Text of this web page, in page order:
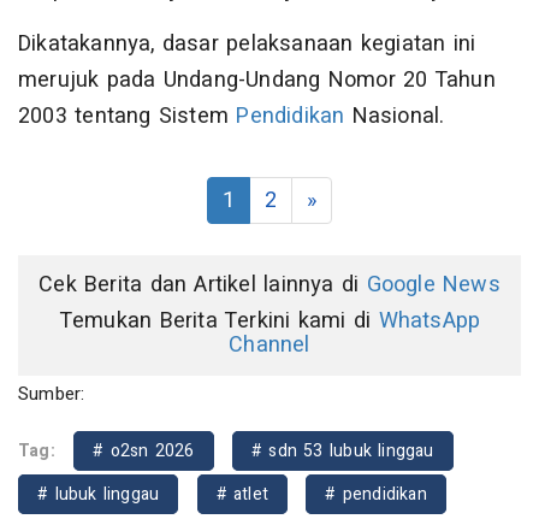
Dikatakannya, dasar pelaksanaan kegiatan ini
merujuk pada Undang-Undang Nomor 20 Tahun
2003 tentang Sistem Pendidikan Nasional.
1 2 »
Cek Berita dan Artikel lainnya di Google News
Temukan Berita Terkini kami di WhatsApp
Channel
Sumber:
Tag: # o2sn 2026
# sdn 53 lubuk linggau
# lubuk linggau
# atlet
# pendidikan